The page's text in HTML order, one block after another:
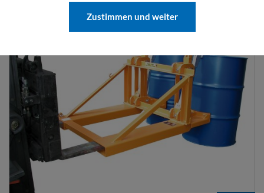
Zustimmen und weiter